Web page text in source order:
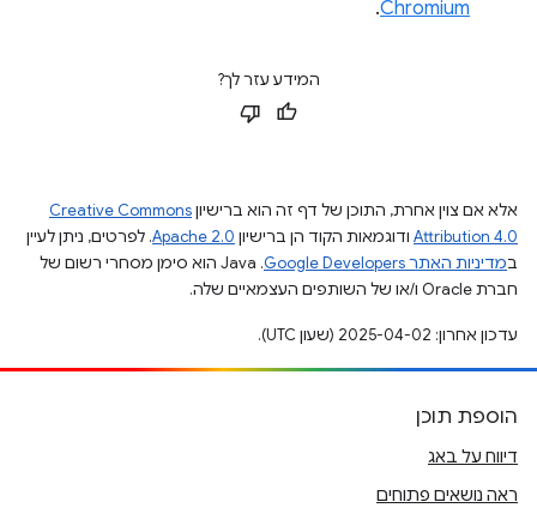
Chromium
.
המידע עזר לך?
אלא אם צוין אחרת, התוכן של דף זה הוא ברישיוןCreative Commons
Attribution 4.0 ודוגמאות הקוד הן ברישיון Apache 2.0. לפרטים, ניתן לעיין
במדיניות האתר Google Developers‏
.‏ Java הוא סימן מסחרי רשום של
חברת Oracle ו/או של השותפים העצמאיים שלה.
עדכון אחרון: 2025-04-02 (שעון UTC).
הוספת תוכן
דיווח על באג
ראה נושאים פתוחים